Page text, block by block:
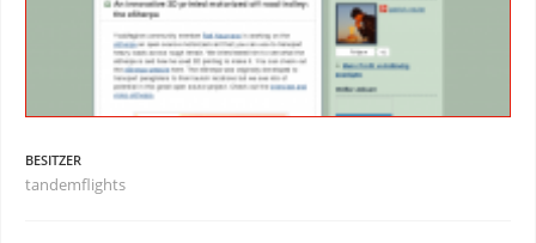
BESITZER
tandemflights